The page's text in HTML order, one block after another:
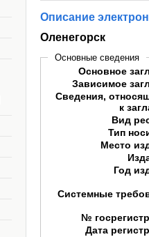
Описание
Оленегорск
Основные сведения
Основное
Зависимое
Сведения,
к
Вид
Тип
Место
Год
Системные
№
Дата